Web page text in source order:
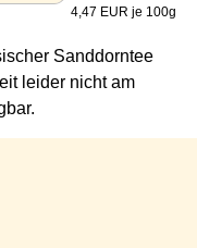
4,47 EUR je 100g
Sanddorntee
leider nicht am